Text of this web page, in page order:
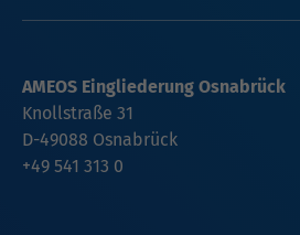
AMEOS Eingliederung Osnabrück
Knollstraße 31
D-49088 Osnabrück
+49 541 313 0